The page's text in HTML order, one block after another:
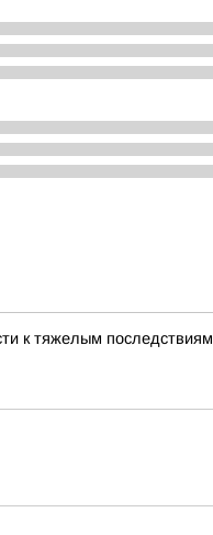
к тяжелым последствиям